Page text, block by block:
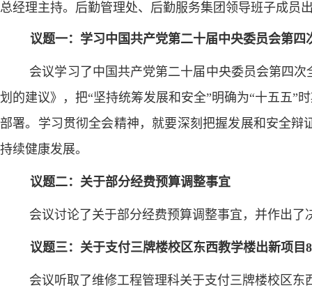
总经理主持。后勤管理处、后勤服务集团领导班子成员
议题一：学习中国共产党第二十届中央委员会第四
会议学习了中国共产党第二十届中央委员会第四
划的建议》，把“坚持统筹发展和安全”明确为“十五五”
部署。学习贯彻全会精神，就要深刻把握发展和安全
持续健康发展。
议题二：关于部分经费预算调整事宜
会议讨论了关于部分经费预算调整事宜，并作出了
议题三：关于支付三牌楼校区东西教学楼出新项目
会议听取了维修工程管理科关于支付三牌楼校区东